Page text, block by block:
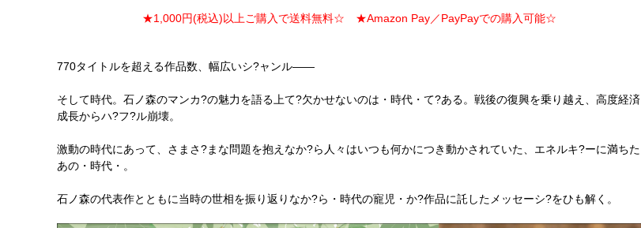
★1,000円(税込)以上ご購入で送料無料☆ ★Amazon Pay／PayPayでの購入可能☆
770タイトルを超える作品数、幅広いシ?ャンル――
そして時代。石ノ森のマンカ?の魅力を語る上て?欠かせないのは・時代・て?ある。戦後の復興を乗り越え、高度経済
成長からハ?フ?ル崩壊。
激動の時代にあって、さまさ?まな問題を抱えなか?ら人々はいつも何かにつき動かされていた、エネルキ?ーに満ちた
あの・時代・。
石ノ森の代表作とともに当時の世相を振り返りなか?ら・時代の寵児・か?作品に託したメッセーシ?をひも解く。